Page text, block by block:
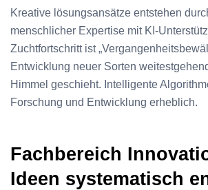
Kreative lösungsansätze entstehen
menschlicher Expertise mit KI-
Zuchtfortschritt ist
Entwicklung neuer Sorten
Himmel geschieht. Intelligente
Forschung und Entwicklung erheblich.
Fachbereich
Ideen systematisch